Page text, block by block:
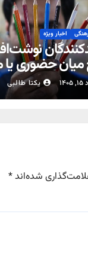
اخبار ویژه
میان حضوری
مدارسیکتا طالبی
شده‌اند*